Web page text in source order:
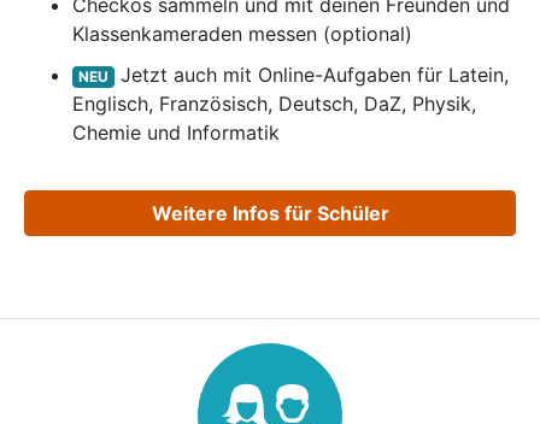
Checkos sammeln und mit deinen Freunden und
Klassenkameraden messen (optional)
NEU Jetzt auch mit Online-Aufgaben für Latein,
Englisch, Französisch, Deutsch, DaZ, Physik,
Chemie und Informatik
Weitere Infos für Schüler